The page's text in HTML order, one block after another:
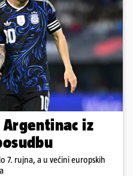
iz
7. rujna, a u većini europskih